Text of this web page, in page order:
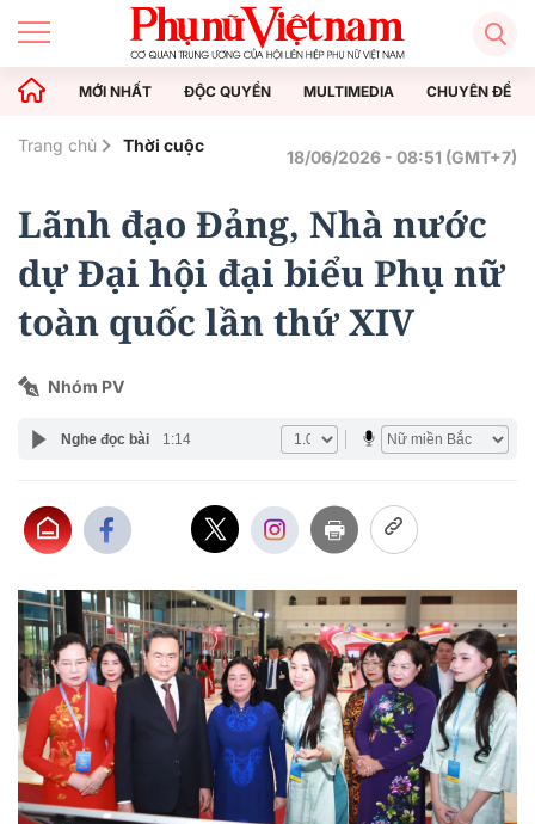
MỚI NHẤT ĐỘC QUYỀN MULTIMEDIA CHUYÊN ĐỀ
Trang chủ Thời cuộc
18/06/2026 - 08:51 (GMT+7)
Lãnh đạo Đảng, Nhà nước
dự Đại hội đại biểu Phụ nữ
toàn quốc lần thứ XIV
Nhóm PV
Nghe đọc bài 1:14